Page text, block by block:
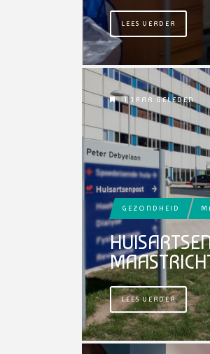
LEES VERDER
1 JAAR GELEDEN
GEZONDHEID
LEES VERDER